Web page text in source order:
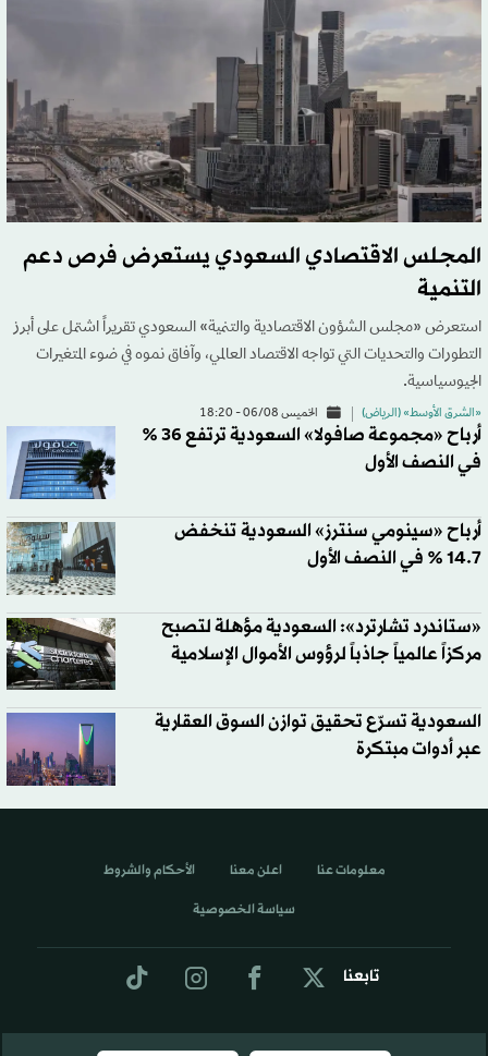
المجلس الاقتصادي السعودي يستعرض فرص دعم
التنمية
استعرض «مجلس الشؤون الاقتصادية والتنمية» السعودي تقريراً اشتمل على أبرز
التطورات والتحديات التي تواجه الاقتصاد العالمي، وآفاق نموه في ضوء المتغيرات
الجيوسياسية.
«الشرق الأوسط» (الرياض) الخميس 06/08 - 18:20
أرباح «مجموعة صافولا» السعودية ترتفع 36 %
في النصف الأول
أرباح «سينومي سنترز» السعودية تنخفض
14.7 % في النصف الأول
«ستاندرد تشارترد»: السعودية مؤهلة لتصبح
مركزاً عالمياً جاذباً لرؤوس الأموال الإسلامية
السعودية تسرّع تحقيق توازن السوق العقارية
عبر أدوات مبتكرة
تابعنا
معلومات عنا اعلن معنا الأحكام والشروط
سياسة الخصوصية